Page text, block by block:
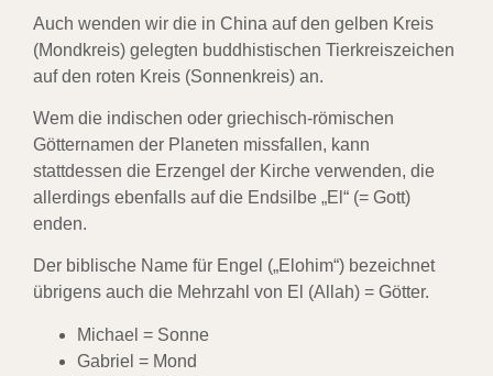
Auch wenden wir die in China auf den gelben Kreis
(Mondkreis) gelegten buddhistischen Tierkreiszeichen
auf den roten Kreis (Sonnenkreis) an.
Wem die indischen oder griechisch-römischen
Götternamen der Planeten missfallen, kann
stattdessen die Erzengel der Kirche verwenden, die
allerdings ebenfalls auf die Endsilbe „El“ (= Gott)
enden.
Der biblische Name für Engel („Elohim“) bezeichnet
übrigens auch die Mehrzahl von El (Allah) = Götter.
Michael = Sonne
Gabriel = Mond